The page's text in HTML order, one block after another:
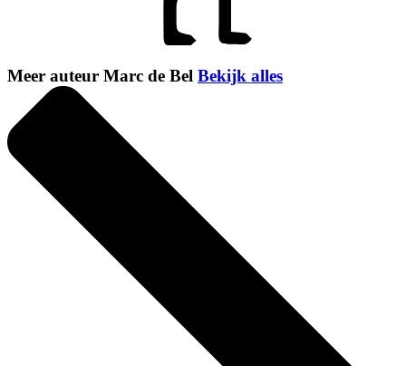
Meer auteur Marc de Bel Bekijk alles